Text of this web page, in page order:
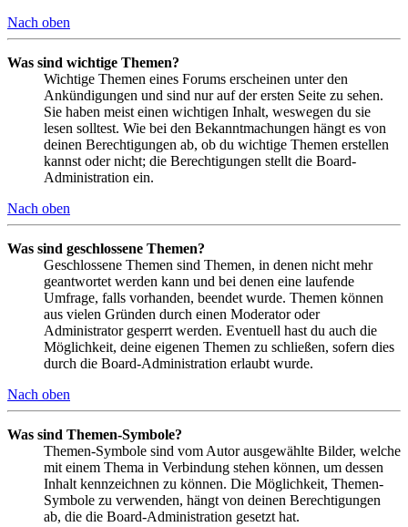
Nach oben
Was sind wichtige Themen?
Wichtige Themen eines Forums erscheinen unter den
Ankündigungen und sind nur auf der ersten Seite zu sehen.
Sie haben meist einen wichtigen Inhalt, weswegen du sie
lesen solltest. Wie bei den Bekanntmachungen hängt es von
deinen Berechtigungen ab, ob du wichtige Themen erstellen
kannst oder nicht; die Berechtigungen stellt die Board-
Administration ein.
Nach oben
Was sind geschlossene Themen?
Geschlossene Themen sind Themen, in denen nicht mehr
geantwortet werden kann und bei denen eine laufende
Umfrage, falls vorhanden, beendet wurde. Themen können
aus vielen Gründen durch einen Moderator oder
Administrator gesperrt werden. Eventuell hast du auch die
Möglichkeit, deine eigenen Themen zu schließen, sofern dies
durch die Board-Administration erlaubt wurde.
Nach oben
Was sind Themen-Symbole?
Themen-Symbole sind vom Autor ausgewählte Bilder, welche
mit einem Thema in Verbindung stehen können, um dessen
Inhalt kennzeichnen zu können. Die Möglichkeit, Themen-
Symbole zu verwenden, hängt von deinen Berechtigungen
ab, die die Board-Administration gesetzt hat.